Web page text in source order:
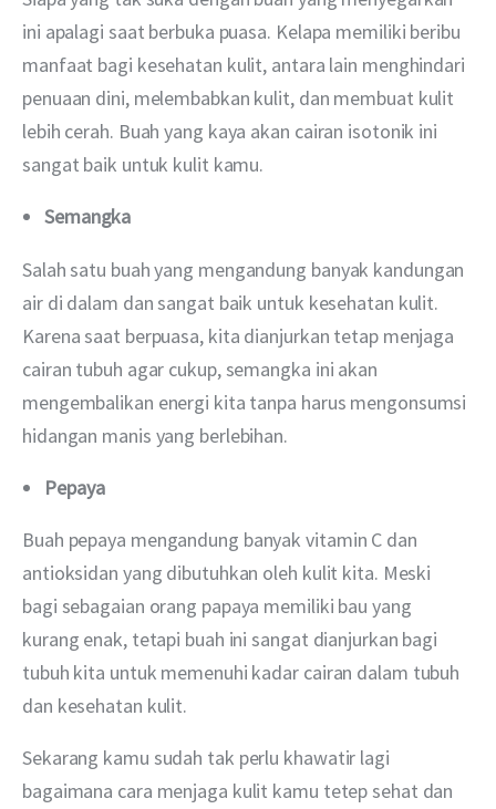
ini apalagi saat berbuka puasa. Kelapa memiliki beribu
manfaat bagi kesehatan kulit, antara lain menghindari
penuaan dini, melembabkan kulit, dan membuat kulit
lebih cerah. Buah yang kaya akan cairan isotonik ini
sangat baik untuk kulit kamu.
Semangka
Salah satu buah yang mengandung banyak kandungan
air di dalam dan sangat baik untuk kesehatan kulit.
Karena saat berpuasa, kita dianjurkan tetap menjaga
cairan tubuh agar cukup, semangka ini akan
mengembalikan energi kita tanpa harus mengonsumsi
hidangan manis yang berlebihan.
Pepaya
Buah pepaya mengandung banyak vitamin C dan
antioksidan yang dibutuhkan oleh kulit kita. Meski
bagi sebagaian orang papaya memiliki bau yang
kurang enak, tetapi buah ini sangat dianjurkan bagi
tubuh kita untuk memenuhi kadar cairan dalam tubuh
dan kesehatan kulit.
Sekarang kamu sudah tak perlu khawatir lagi
bagaimana cara menjaga kulit kamu tetep sehat dan